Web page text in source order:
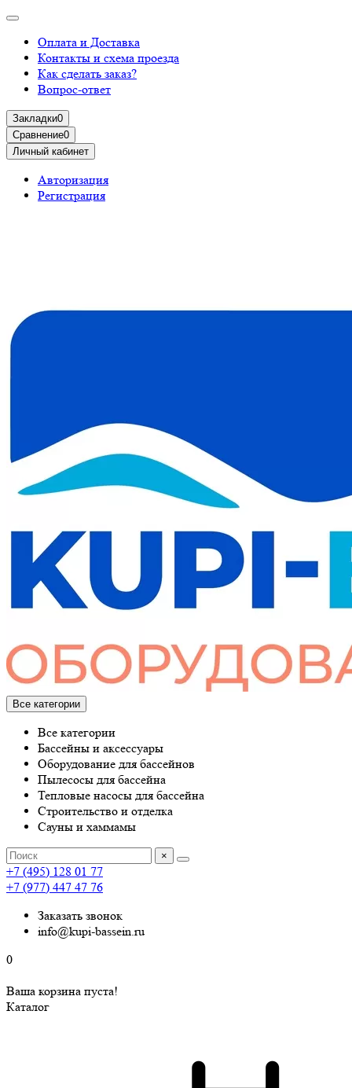
Оплата и Доставка
Контакты и схема проезда
Как сделать заказ?
Вопрос-ответ
Закладки0
Сравнение0
Личный кабинет
Авторизация
Регистрация
Все категории
Все категории
Бассейны и аксессуары
Оборудование для бассейнов
Пылесосы для бассейна
Тепловые насосы для бассейна
Строительство и отделка
Сауны и хаммамы
×
+7 (495) 128 01 77
+7 (977) 447 47 76
Заказать звонок
info@kupi-bassein.ru
0
Ваша корзина пуста!
Каталог